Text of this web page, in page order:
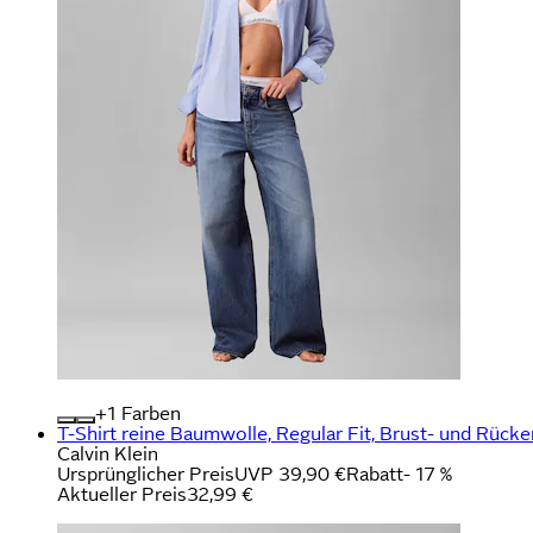
+
Farben
T-Shirt reine Baumwolle, Regular Fit, Brust- und
Calvin Klein
Ursprünglicher PreisUVP 39,90 €Rabatt- 17 %
Aktueller Preis32,99 €